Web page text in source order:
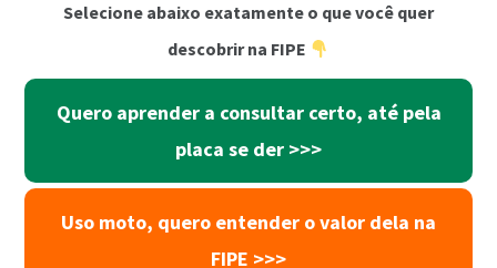
Selecione abaixo exatamente o que você quer
descobrir na FIPE
Quero aprender a consultar certo, até pela
placa se der >>>
Uso moto, quero entender o valor dela na
FIPE >>>